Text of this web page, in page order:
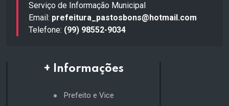
Serviço de Informação Municipal
Email: prefeitura_pastosbons@hotmail.com
Telefone: (99) 98552-9034
+ Informações
Prefeito e Vice